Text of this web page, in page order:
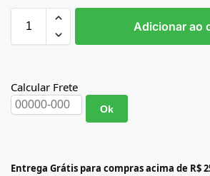
Adicionar ao
Calcular Frete
Ok
Entrega Grátis para compras acima de R$